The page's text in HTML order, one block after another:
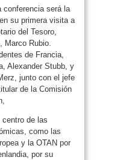
conferencia será la
su primera visita a
del Tesoro,
Marco Rubio.
de Francia,
Alexander Stubb, y
junto con el jefe
de la Comisión
centro de las
como las
y la OTAN por
por su